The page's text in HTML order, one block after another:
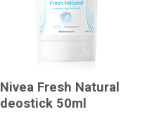
Nivea Fresh Natural
deostick 50ml